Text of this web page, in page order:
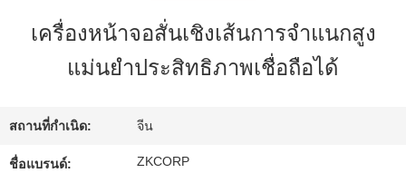
แสดง
VR
เกี่ยว
กับ
เครื่องหน้าจอสั่นเชิงเส้นการจำแนกสูง
แม่นยำประสิทธิภาพเชื่อถือได้
สถานที่กำเนิด: จีน
ชื่อแบรนด์: ZKCORP